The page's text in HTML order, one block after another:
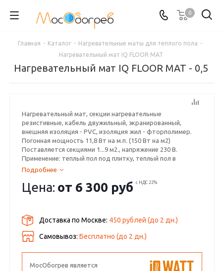
0
Главная - Каталог - Нагревательные маты для теплого пола -
Нагревательный мат IQ FLOOR MAT
Нагревательный мат IQ FLOOR MAT - 0,5
Нагревательный мат, секции нагревательные
резистивные, кабель двужильный, экранированный,
внешняя изоляция - PVC, изоляция жил - фторполимер.
Погонная мощность 11,8 Вт на м.п. (150 Вт на м2)
Поставляется секциями 1...9 м2., напряжение 230 В.
Применение: теплый пол под плитку, теплый пол в
плиточный клей, для любых керамических покрытий.
зебры отсутствует, фторполимер надолго продлит срок
эксплуатации!!!
Подробнее
Цена: от 6 300 руб с НДС 22%
Доставка по Москве: 450 рублей (до 2 дн.)
Самовывоз:Бесплатно (до 2 дн.)
МосОбогрев является